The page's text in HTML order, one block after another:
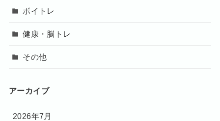
ボイトレ
健康・脳トレ
その他
アーカイブ
2026年7月